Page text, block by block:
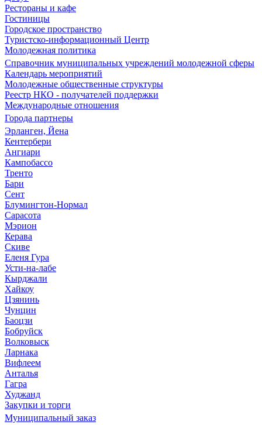
Рестораны и кафе
Гостиницы
Городское пространство
Туристско-информационный Центр
Молодежная политика
Справочник муниципальных учреждений молодежной сферы
Календарь мероприятий
Молодежные общественные структуры
Реестр НКО - получателей поддержки
Международные отношения
Города партнеры
Эрланген, Йена
Кентербери
Ангиари
Кампобассо
Тренто
Бари
Сент
Блумингтон-Нормал
Сарасота
Мэрион
Керава
Скиве
Еленя Гура
Усти-на-лабе
Кырджали
Хайкоу
Цзянинь
Чунцин
Баоцзи
Бобруйск
Волковыск
Ларнака
Вифлеем
Анталья
Гагра
Худжанд
Закупки и торги
Муниципальный заказ